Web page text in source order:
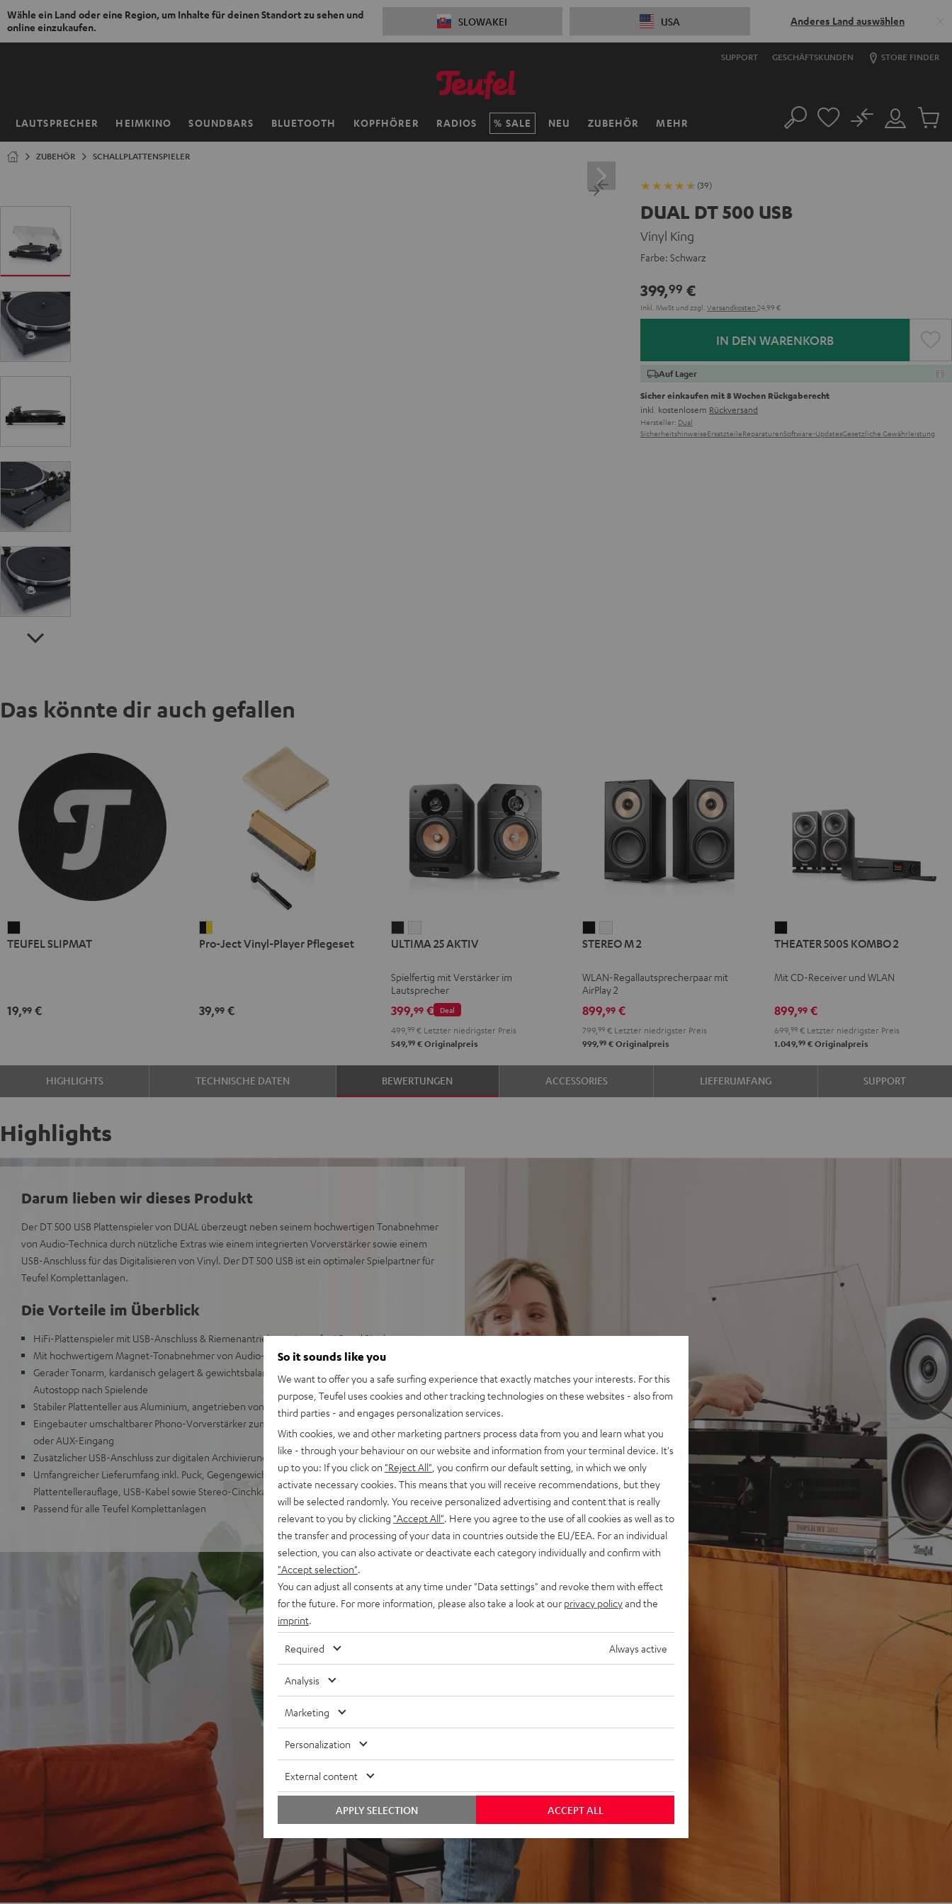
Wähle ein Land oder eine Region, um Inhalte für deinen Standort zu sehen und
online einzukaufen.
SLOWAKEI USA Anderes Land auswählen
ZUM
SUPPORT GESCHÄFTSKUNDEN STORE FINDER
LAUTSPRECHER HEIMKINO SOUNDBARS BLUETOOTH KOPFHÖRER RADIOS SALE NEU ZUBEHÖR MEHR
Startseite Suche
Mein
Konto
No
Artikel
ZUBEHÖR SCHALLPLATTENSPIELER
(39)
DUAL DT 500 USB
Vinyl King
Farbe: Schwarz
399,99 €
Inkl. MwSt und zzgl. Versandkosten 24,99 €
IN DEN WARENKORB
Auf Lager
Sicher einkaufen mit 8 Wochen Rückgaberecht
inkl. kostenlosem Rückversand
Hersteller: Dual
SicherheitshinweiseErsatzteileReparaturenSoftware-UpdatesGesetzliche Gewährleistung
Das könnte dir auch gefallen
SLIPMAT
TEUFEL SLIPMAT
19,99 €
Ject
Schwarz
Pro-Ject Vinyl-Player Pflegeset
39,99€
25
Night
Black
25
Pure
White
ULTIMA 25 AKTIV
Spielfertig mit Verstärker im
Lautsprecher
Deal
399,99€
499, 99€Letzter niedrigster Preis
549,99€Originalpreis
M
Schwarz
M
Weiß
STEREO M 2
WLAN-Regallautsprecherpaar mit
AirPlay 2
899,99 €
799,99 € Letzter niedrigster Preis
999,99 € Originalpreis
500S
2
THEATER 500S KOMBO 2
Mit CD-Receiver und WLAN
899,99 €
699,99 € Letzter niedrigster Preis
1.049,99 € Originalpreis
HIGHLIGHTS TECHNISCHE DATEN BEWERTUNGEN ACCESSORIES LIEFERUMFANG SUPPORT
Highlights
Darum lieben wir dieses Produkt
Der DT 500 USB Plattenspieler von DUAL überzeugt neben seinem hochwertigen Tonabnehmer
von Audio-Technica durch nützliche Extras wie einem integrierten Vorverstärker sowie einem
USB-Anschluss für das Digitalisieren von Vinyl. Der DT 500 USB ist ein optimaler Spielpartner für
Teufel Komplettanlagen.
Die Vorteile im Überblick
HiFi-Plattenspieler mit USB-Anschluss & Riemenantrieb, geeignet für LP und Singles
Mit hochwertigem Magnet-Tonabnehmer von Audio-Technica
Gerader Tonarm, kardanisch gelagert & gewichtsbalanciert mit einstellbarer Auflagekraft,
Autostopp nach Spielende
Stabiler Plattenteller aus Aluminium, angetrieben von einem DC-Servo Gleichstrommotor
Eingebauter umschaltbarer Phono-Vorverstärker zum einfachen Anschluss an jeden Phono-
oder AUX-Eingang
Zusätzlicher USB-Anschluss zur digitalen Archivierung auf PC/Mac
Umfangreicher Lieferumfang inkl. Puck, Gegengewicht, Abdeckhaube, gummierte
Plattentellerauflage, USB-Kabel sowie Stereo-Cinchkabel
Passend für alle Teufel Komplettanlagen
So it sounds like you
We want to offer you a safe surfing experience that exactly matches your interests. For this
purpose, Teufel uses cookies and other tracking technologies on these websites - also from
third parties - and engages personalization services.
With cookies, we and other marketing partners process data from you and learn what you
like - through your behaviour on our website and information from your terminal device. It's
up to you: If you click on "Reject All" , you confirm our default setting, in which we only
activate necessary cookies. This means that you will receive recommendations, but they
will be selected randomly. You receive personalized advertising and content that is really
relevant to you by clicking "Accept All" . Here you agree to the use of all cookies as well as to
the transfer and processing of your data in countries outside the EU/EEA. For an individual
selection, you can also activate or deactivate each category individually and confirm with
"Accept selection"
You can adjust all consents at any time under "Data settings" and revoke them with effect
for the future. For more information, please also take a look at our privacy policyand the
imprint
Required Always active
Analysis
Marketing
Personalization
External content
ACCEPT ALL
APPLY SELECTION